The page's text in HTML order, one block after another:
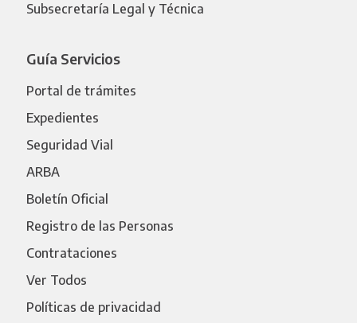
Subsecretaría Legal y Técnica
Guía Servicios
Portal de trámites
Expedientes
Seguridad Vial
ARBA
Boletín Oficial
Registro de las Personas
Contrataciones
Ver Todos
Políticas de privacidad